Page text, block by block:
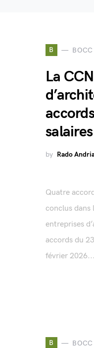
B BOCC
La
salaires
by Rado
Quatre
conclus
entreprises
accords du
février 2026...
B BOCC